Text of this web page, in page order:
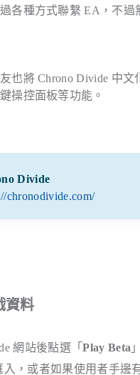
各種方式聯繫 EA，不
也將 Chrono Divide 中文
操控面板等功能。
Divide
chronodivide.com/
資料
網站後點選「Play Beta
入，或者如果使用者手邊